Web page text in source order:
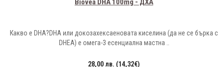
Biovea DHA 100mg - ДХА
Какво е DHA?DHA или докозахексаеновата киселина (да не се бърка с
DHEA) е омега-3 есенциална мастна ..
28,00 лв. (14,32€)